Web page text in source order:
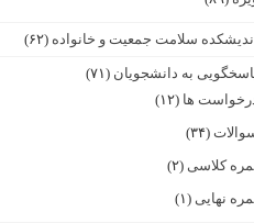
اندیشکده سلامت جمعیت و خانواده (۶۲)
به دانشجویان (۷۱)
ها (۱۲)
(۳۴)
کلاسی (۲)
نهایی (۱)